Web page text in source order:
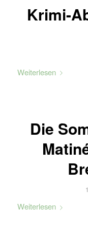
Krimi-
Weiterlesen
Die
Weiterlesen